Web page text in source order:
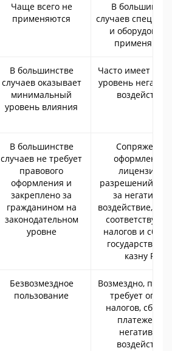
Чаще всего не
применяются
В
случаев спец.
и
применяются
В большинстве
случаев оказывает
минимальный
уровень влияния
Часто имеет
уровень
воздействия
В большинстве
случаев не требует
правового
оформления и
закреплено за
гражданином на
законодательном
уровне
Сопряжено с
оформлением
лицензий и
разрешений,
за
воздействие,
налогов и
казну РФ
Безвозмездное
пользование
Возмездно,
требует
налогов,
платежей за
негативное
воздействие